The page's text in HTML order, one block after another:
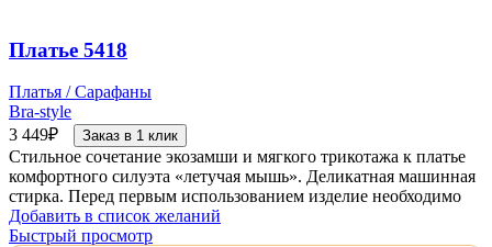
Платье 5418
Платья / Сарафаны
Bra-style
3 449₽ Заказ в 1 клик
Стильное сочетание экозамши и мягкого трикотажа к платье
комфортного силуэта «летучая мышь». Деликатная машинная
стирка. Перед первым использованием изделие необходимо
Добавить в список желаний
Быстрый просмотр